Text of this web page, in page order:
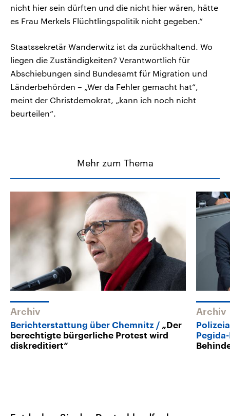
nicht hier sein dürften und die nicht hier wären, hätte
es Frau Merkels Flüchtlingspolitik nicht gegeben.“
Staatssekretär Wanderwitz ist da zurückhaltend. Wo
liegen die Zuständigkeiten? Verantwortlich für
Abschiebungen sind Bundesamt für Migration und
Länderbehörden – „Wer da Fehler gemacht hat“,
meint der Christdemokrat, „kann ich noch nicht
beurteilen“.
Mehr zum Thema
Archiv
Berichterstattung über Chemnitz
„Der
berechtigte bürgerliche Protest wird
diskreditiert“
Archiv